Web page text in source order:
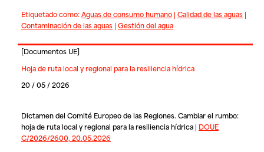
Etiquetado como:Aguas de consumo humano| Calidad de las aguas|
Contaminación de las aguas| Gestión del agua
[Documentos UE]
Hoja de ruta local y regional para la resiliencia hídrica
20 / 05 / 2026
Dictamen del Comité Europeo de las Regiones. Cambiar el rumbo:
hoja de ruta local y regional para la resiliencia hídrica | DOUE
C/2026/2600, 20.05.2026